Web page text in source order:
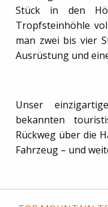
Stück in den
Tropfsteinhöhle
man zwei bis vier
Ausrüstung und
Unser
bekannten
Rückweg über die
Fahrzeug – und